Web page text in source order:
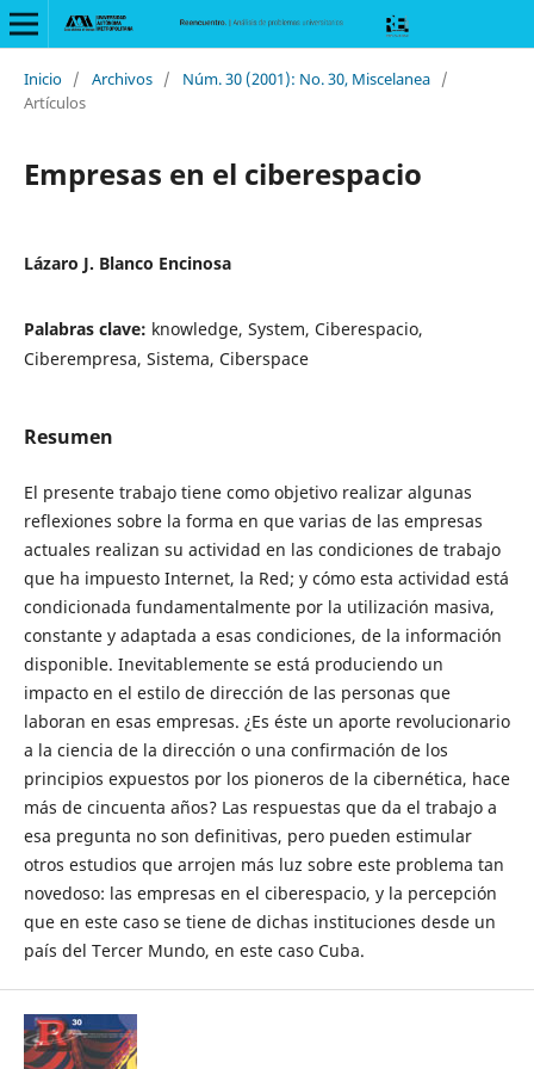
Inicio / Archivos / Núm. 30 (2001): No. 30, Miscelanea /
Artículos
Empresas en el ciberespacio
Lázaro J. Blanco Encinosa
Palabras clave: knowledge, System, Ciberespacio,
Ciberempresa, Sistema, Ciberspace
Resumen
El presente trabajo tiene como objetivo realizar algunas
reflexiones sobre la forma en que varias de las empresas
actuales realizan su actividad en las condiciones de trabajo
que ha impuesto Internet, la Red; y cómo esta actividad está
condicionada fundamentalmente por la utilización masiva,
constante y adaptada a esas condiciones, de la información
disponible. Inevitablemente se está produciendo un
impacto en el estilo de dirección de las personas que
laboran en esas empresas. ¿Es éste un aporte revolucionario
a la ciencia de la dirección o una confirmación de los
principios expuestos por los pioneros de la cibernética, hace
más de cincuenta años? Las respuestas que da el trabajo a
esa pregunta no son definitivas, pero pueden estimular
otros estudios que arrojen más luz sobre este problema tan
novedoso: las empresas en el ciberespacio, y la percepción
que en este caso se tiene de dichas instituciones desde un
país del Tercer Mundo, en este caso Cuba.